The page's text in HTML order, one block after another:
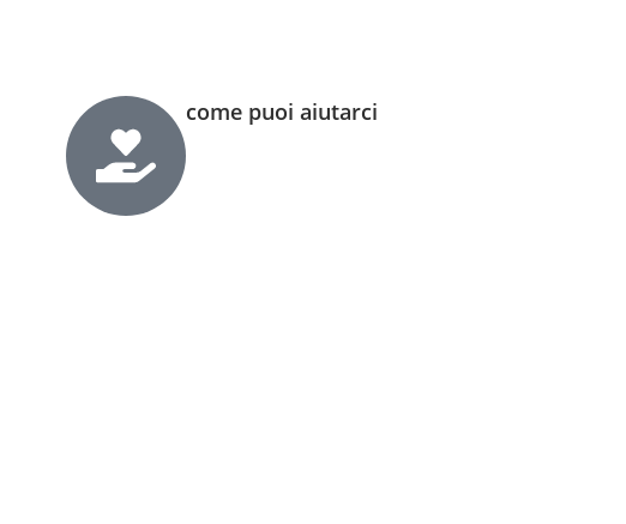
come puoi aiutarci